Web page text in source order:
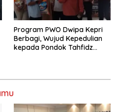
Program PWO Dwipa Kepri
Berbagi, Wujud Kepedulian
kepada Pondok Tahfidz